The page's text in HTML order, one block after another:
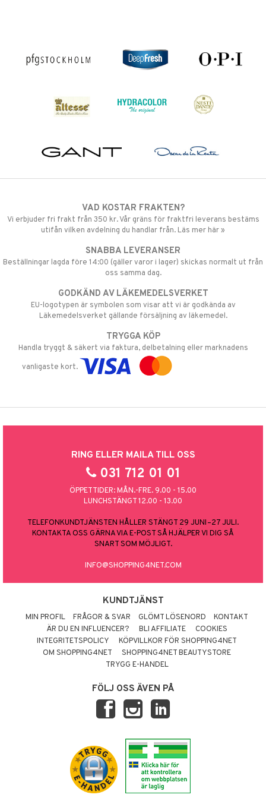
VAD KOSTAR FRAKTEN?
Vi erbjuder fri frakt från 350 kr. Vår gräns för fraktfri leverans bestäms
utifån vilken avdelning du handlar från. Läs mer här »
SNABBA LEVERANSER
Beställningar lagda före 14:00 (gäller varor i lager) skickas normalt ut från
oss samma dag.
GODKÄND AV LÄKEMEDELSVERKET
EU-logotypen är symbolen som visar att vi är godkända av
Läkemedelsverket gällande försäljning av läkemedel.
TRYGGA KÖP
Handla tryggt & säkert via faktura, delbetalning eller marknadens
vanligaste kort.
RING ELLER MAILA TILL OSS
031 712 01 01
ÖPPETTIDER: MÅN.-FRE. 9.00 - 15.00
LUNCHSTÄNGT 12.00 - 13.00
TELEFONKUNDTJÄNSTEN HÅLLER STÄNGT 29 JUNI–27 JULI.
KONTAKTA OSS GÄRNA VIA E-POST SÅ HJÄLPER VI DIG SÅ
SNART SOM MÖJLIGT.
INFO@SHOPPING4NET.COM
KUNDTJÄNST
MIN PROFIL FRÅGOR & SVAR GLÖMT LÖSENORD
KONTAKT
ÄR DU EN INFLUENCER?
BLI AFFILIATE
COOKIES
INTEGRITETSPOLICY
KÖPVILLKOR FÖR SHOPPING4NET
OM SHOPPING4NET
SHOPPING4NET BEAUTYSTORE
TRYGG E-HANDEL
FÖLJ OSS ÄVEN PÅ